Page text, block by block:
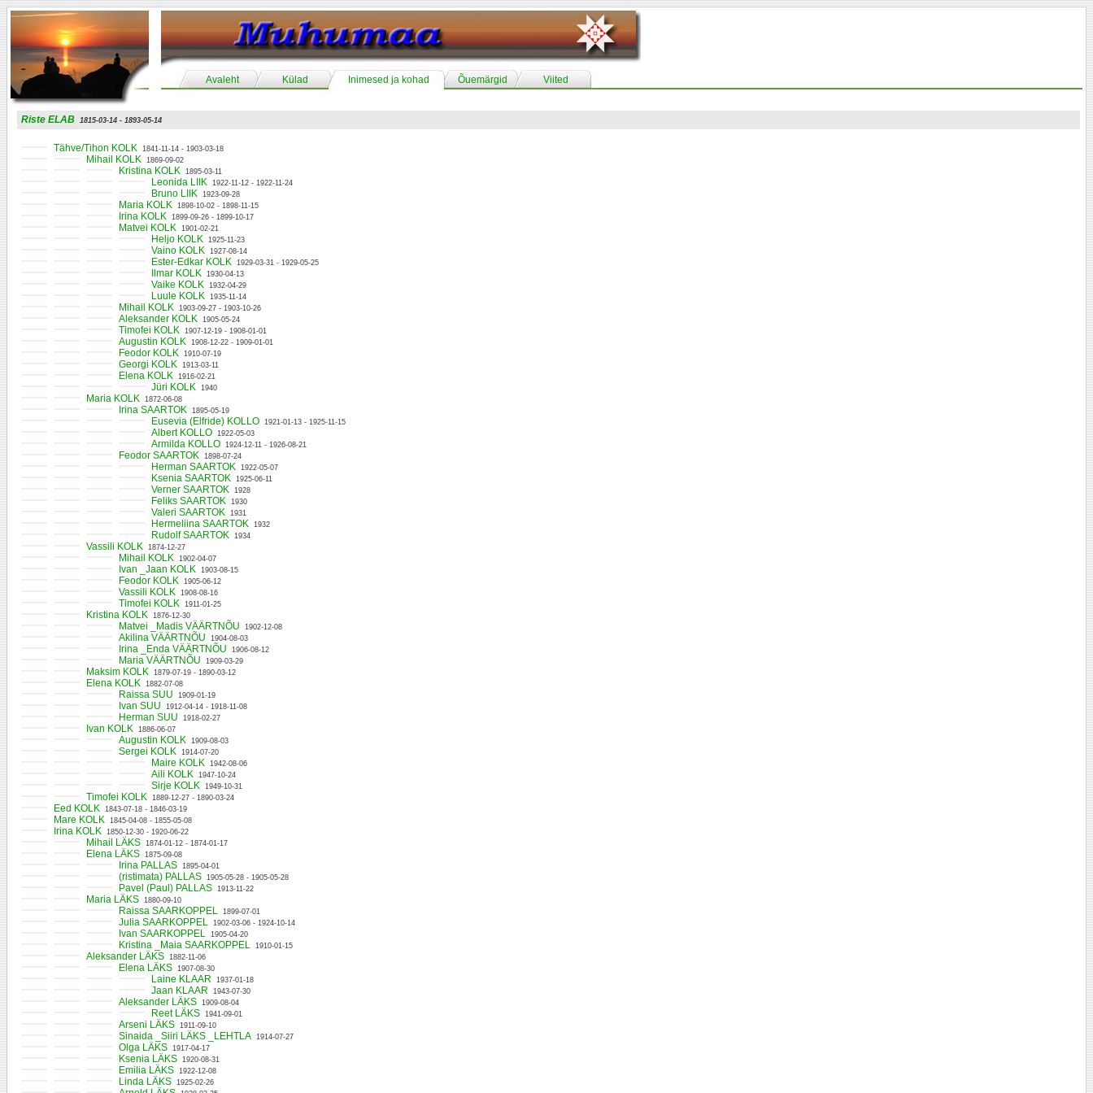
Avaleht Külad Inimesed ja kohad Õuemärgid Viited
Riste ELAB 1815-03-14 - 1893-05-14
Tähve/Tihon KOLK 1841-11-14 - 1903-03-18
Mihail KOLK 1869-09-02
Kristina KOLK 1895-03-11
Leonida LIIK 1922-11-12 - 1922-11-24
Bruno LIIK 1923-09-28
Maria KOLK 1898-10-02 - 1898-11-15
Irina KOLK 1899-09-26 - 1899-10-17
Matvei KOLK 1901-02-21
Heljo KOLK 1925-11-23
Vaino KOLK 1927-08-14
Ester-Edkar KOLK 1929-03-31 - 1929-05-25
Ilmar KOLK 1930-04-13
Vaike KOLK 1932-04-29
Luule KOLK 1935-11-14
Mihail KOLK 1903-09-27 - 1903-10-26
Aleksander KOLK 1905-05-24
Timofei KOLK 1907-12-19 - 1908-01-01
Augustin KOLK 1908-12-22 - 1909-01-01
Feodor KOLK 1910-07-19
Georgi KOLK 1913-03-11
Elena KOLK 1916-02-21
Jüri KOLK 1940
Maria KOLK 1872-06-08
Irina SAARTOK 1895-05-19
Eusevia (Elfride) KOLLO 1921-01-13 - 1925-11-15
Albert KOLLO 1922-05-03
Armilda KOLLO 1924-12-11 - 1926-08-21
Feodor SAARTOK 1898-07-24
Herman SAARTOK 1922-05-07
Ksenia SAARTOK 1925-06-11
Verner SAARTOK 1928
Feliks SAARTOK 1930
Valeri SAARTOK 1931
Hermeliina SAARTOK 1932
Rudolf SAARTOK 1934
Vassili KOLK 1874-12-27
Mihail KOLK 1902-04-07
Ivan _Jaan KOLK 1903-08-15
Feodor KOLK 1905-06-12
Vassili KOLK 1908-08-16
Timofei KOLK 1911-01-25
Kristina KOLK 1876-12-30
Matvei _Madis VÄÄRTNÕU 1902-12-08
Akilina VÄÄRTNÕU 1904-08-03
Irina _Enda VÄÄRTNÕU 1906-08-12
Maria VÄÄRTNÕU 1909-03-29
Maksim KOLK 1879-07-19 - 1890-03-12
Elena KOLK 1882-07-08
Raissa SUU 1909-01-19
Ivan SUU 1912-04-14 - 1918-11-08
Herman SUU 1918-02-27
Ivan KOLK 1886-06-07
Augustin KOLK 1909-08-03
Sergei KOLK 1914-07-20
Maire KOLK 1942-08-06
Aili KOLK 1947-10-24
Sirje KOLK 1949-10-31
Timofei KOLK 1889-12-27 - 1890-03-24
Eed KOLK 1843-07-18 - 1846-03-19
Mare KOLK 1845-04-08 - 1855-05-08
Irina KOLK 1850-12-30 - 1920-06-22
Mihail LÄKS 1874-01-12 - 1874-01-17
Elena LÄKS 1875-09-08
Irina PALLAS 1895-04-01
(ristimata) PALLAS 1905-05-28 - 1905-05-28
Pavel (Paul) PALLAS 1913-11-22
Maria LÄKS 1880-09-10
Raissa SAARKOPPEL 1899-07-01
Julia SAARKOPPEL 1902-03-06 - 1924-10-14
Ivan SAARKOPPEL 1905-04-20
Kristina _Maia SAARKOPPEL 1910-01-15
Aleksander LÄKS 1882-11-06
Elena LÄKS 1907-08-30
Laine KLAAR 1937-01-18
Jaan KLAAR 1943-07-30
Aleksander LÄKS 1909-08-04
Reet LÄKS 1941-09-01
Arseni LÄKS 1911-09-10
Sinaida _Siiri LÄKS _LEHTLA 1914-07-27
Olga LÄKS 1917-04-17
Ksenia LÄKS 1920-08-31
Emilia LÄKS 1922-12-08
Linda LÄKS 1925-02-26